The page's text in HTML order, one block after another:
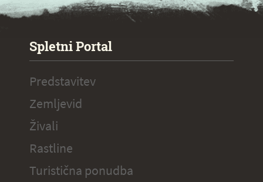
Spletni Portal
Predstavitev
Zemljevid
Živali
Rastline
Turistična ponudba